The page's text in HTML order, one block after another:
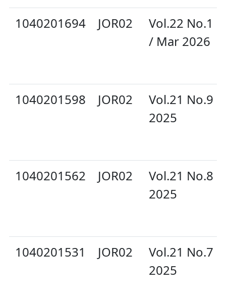
1040201694 JOR02
Vol.22 No.1
/ Mar 2026
1040201598 JOR02
Vol.21 No.9
2025
1040201562 JOR02
Vol.21 No.8
2025
1040201531 JOR02
Vol.21 No.7
2025